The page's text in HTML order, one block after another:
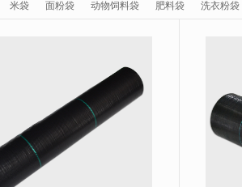
米袋 面粉袋 动物饲料袋 肥料袋 洗衣粉袋